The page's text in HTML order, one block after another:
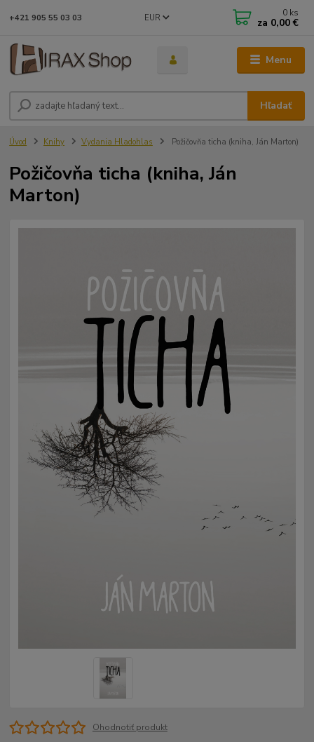
Menu
EUR
Hľadať
+421 905 55 03 03 0 ks
za 0,00 €
Úvod Knihy Vydania Hladohlas Požičovňa ticha (kniha, Ján Marton)
Požičovňa ticha (kniha, Ján
Marton)
Ohodnotiť produkt